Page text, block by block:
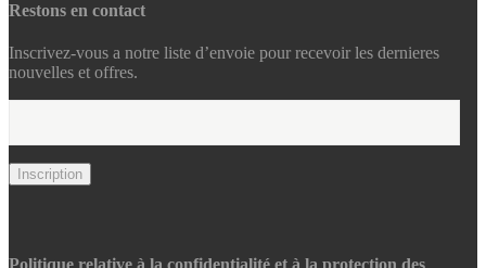
Restons en contact
Inscrivez-vous a notre liste d’envoie pour recevoir les dernieres
nouvelles et offres.